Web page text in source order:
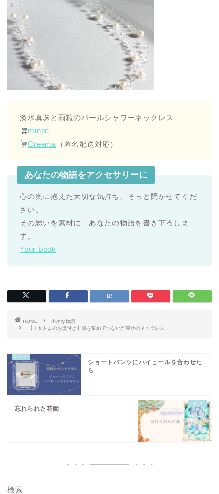
淡水真珠と雨粒のパールシャワーネックレス
minne
Creema （匿名配送対応）
あなたの物語をアクセサリーに
心の奥に抱えた大切な気持ち、そっと聞かせてくだ
さい。
その思いを素材に、あなたの物語を書き下ろしま
す。
Your Book
HOME
小さな物語
【王女さまのお墨付き】涙を集めてつないだ幸せのネックレス
ショートパンツにハイヒールを合わせた
ら
忘れられた花園
検索